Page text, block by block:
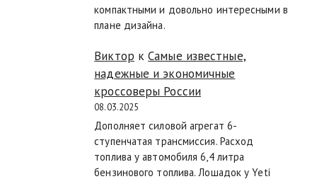
компактными и довольно интересными в
плане дизайна.
Виктор кСамые известные,
надежные и экономичные
кроссоверы России
08.03.2025
Дополняет силовой агрегат 6-
ступенчатая трансмиссия. Расход
топлива у автомобиля 6,4 литра
бензинового топлива. Лошадок у Yeti